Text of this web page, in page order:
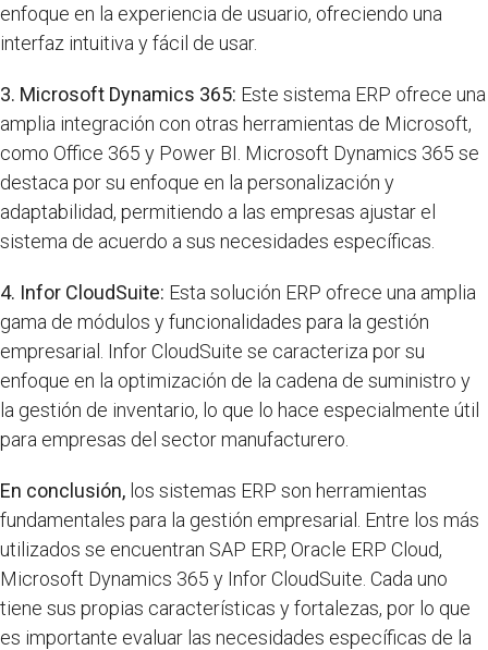
enfoque en la experiencia de usuario, ofreciendo una
interfaz intuitiva y fácil de usar.
3. Microsoft Dynamics 365: Este sistema ERP ofrece una
amplia integración con otras herramientas de Microsoft,
como Office 365 y Power BI. Microsoft Dynamics 365 se
destaca por su enfoque en la personalización y
adaptabilidad, permitiendo a las empresas ajustar el
sistema de acuerdo a sus necesidades específicas.
4. Infor CloudSuite: Esta solución ERP ofrece una amplia
gama de módulos y funcionalidades para la gestión
empresarial. Infor CloudSuite se caracteriza por su
enfoque en la optimización de la cadena de suministro y
la gestión de inventario, lo que lo hace especialmente útil
para empresas del sector manufacturero.
En conclusión, los sistemas ERP son herramientas
fundamentales para la gestión empresarial. Entre los más
utilizados se encuentran SAP ERP, Oracle ERP Cloud,
Microsoft Dynamics 365 y Infor CloudSuite. Cada uno
tiene sus propias características y fortalezas, por lo que
es importante evaluar las necesidades específicas de la